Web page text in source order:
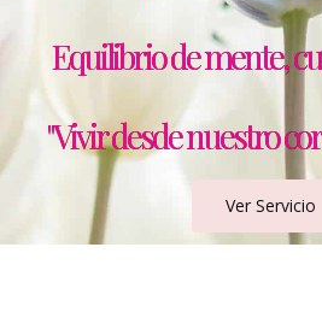
Equilibrio de mente,
"Vivir desde nuestro
Ver Servicio